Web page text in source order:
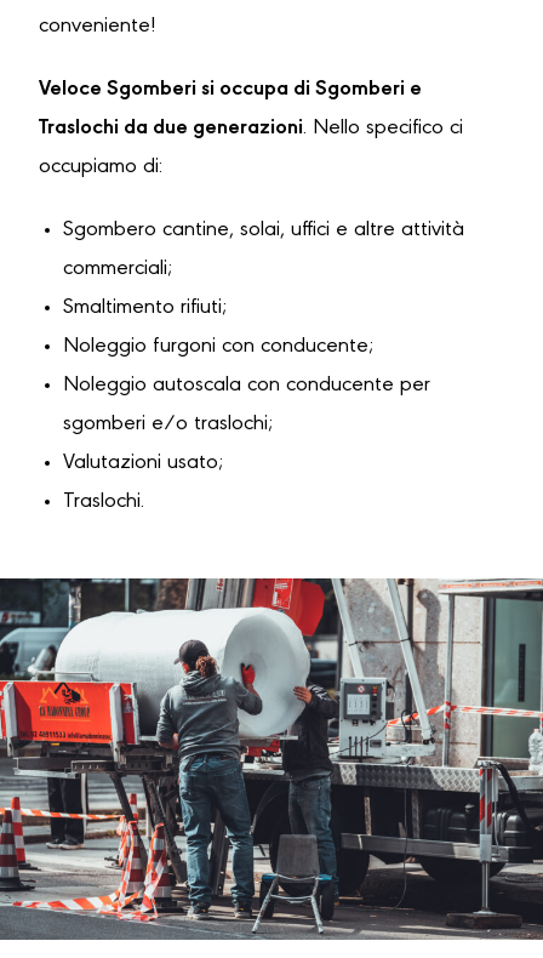
conveniente!
Veloce Sgomberi si occupa di Sgomberi e
Traslochi da due generazioni. Nello specifico ci
occupiamo di:
Sgombero cantine, solai, uffici e altre attività
commerciali;
Smaltimento rifiuti;
Noleggio furgoni con conducente;
Noleggio autoscala con conducente per
sgomberi e/o traslochi;
Valutazioni usato;
Traslochi.